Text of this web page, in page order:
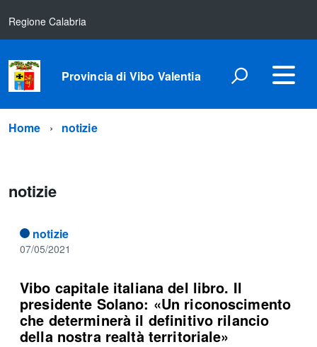
Regione Calabria
Provincia di Vibo Valentia
Home notizie
notizie
notizie
07/05/2021
Vibo capitale italiana del libro. Il
presidente Solano: «Un riconoscimento
che determinerà il definitivo rilancio
della nostra realtà territoriale»